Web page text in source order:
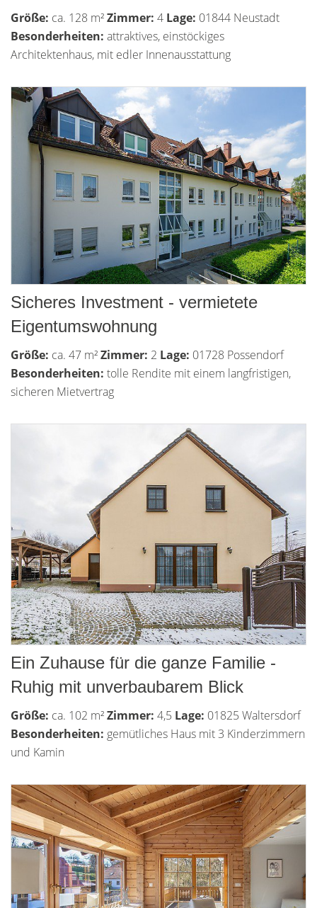
Größe: ca. 128 m²Zimmer: 4 Lage: 01844 Neustadt
Besonderheiten: attraktives, einstöckiges
Architektenhaus, mit edler Innenausstattung
Sicheres Investment - vermietete
Eigentumswohnung
Größe: ca. 47 m²Zimmer: 2 Lage: 01728 Possendorf
Besonderheiten: tolle Rendite mit einem langfristigen,
sicheren Mietvertrag
Ein Zuhause für die ganze Familie -
Ruhig mit unverbaubarem Blick
Größe: ca. 102 m²Zimmer: 4,5 Lage: 01825 Waltersdorf
Besonderheiten: gemütliches Haus mit 3 Kinderzimmern
und Kamin